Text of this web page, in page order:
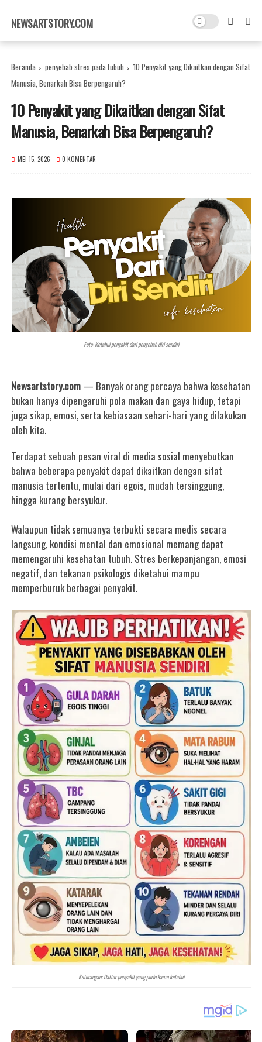
×
NEWSARTSTORY.COM
Beranda penyebab stres pada tubuh
10 Penyakit yang Dikaitkan dengan Sifat
Manusia, Benarkah Bisa Berpengaruh?
10 Penyakit yang Dikaitkan dengan Sifat
Manusia, Benarkah Bisa Berpengaruh?
MEI 15, 2026 0 KOMENTAR
Foto: Ketahui penyakit dari penyebab diri sendiri
Newsartstory.com — Banyak orang percaya bahwa kesehatan
bukan hanya dipengaruhi pola makan dan gaya hidup, tetapi
juga sikap, emosi, serta kebiasaan sehari-hari yang dilakukan
oleh kita.
Terdapat sebuah pesan viral di media sosial menyebutkan
bahwa beberapa penyakit dapat dikaitkan dengan sifat
manusia tertentu, mulai dari egois, mudah tersinggung,
hingga kurang bersyukur.
Walaupun tidak semuanya terbukti secara medis secara
langsung, kondisi mental dan emosional memang dapat
memengaruhi kesehatan tubuh. Stres berkepanjangan, emosi
negatif, dan tekanan psikologis diketahui mampu
memperburuk berbagai penyakit.
Keterangan: Daftar penyakit yang perlu kamu ketahui